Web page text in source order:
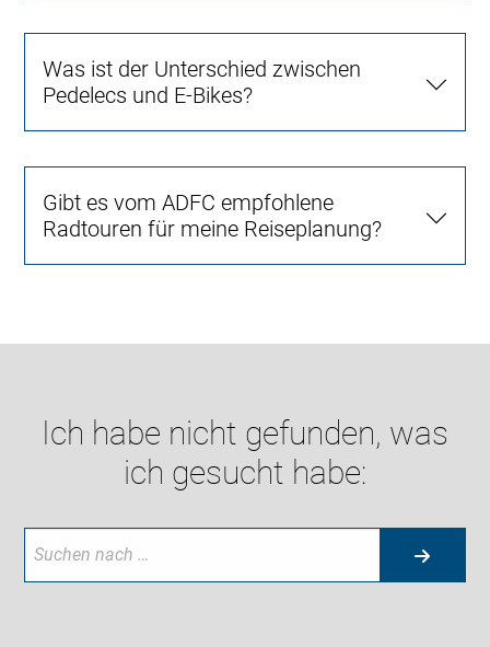
Was ist der Unterschied zwischen
Pedelecs und E-Bikes?
Gibt es vom ADFC empfohlene
Radtouren für meine Reiseplanung?
Ich habe nicht gefunden, was
ich gesucht habe: